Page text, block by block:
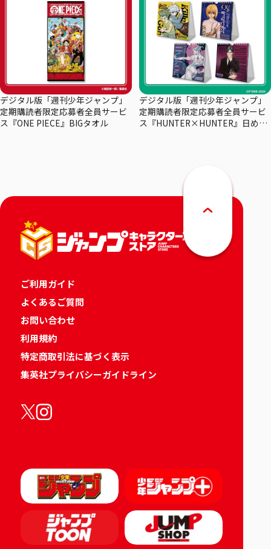
デジタル版「週刊少年ジャンプ」
定期購読者限定応募者全員サービ
ス『ONE PIECE』BIGタオル
デジタル版「週刊少年ジャンプ」
定期購読者限定応募者全員サービ
ス『HUNTER×HUNTER』日めく
ご利用ガイド
よくあるご質問
お問い合わせ
利用規約
特定商取引法に基づく表示
集英社プライバシーガイドライン